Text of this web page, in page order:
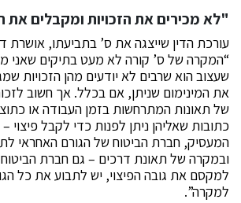
"לא מכירים את הזכויות ומקבלים את
עורכת הדין שייצגה את ס’ בתביעתו, אושרת
“המקרה של ס’ קורה לא מעט בתיקים שאני
שעצוב הוא שרבים לא יודעים מהן הזכויות
את המינימום שניתן, אם בכלל. אך חשוב
של תאונות המתרחשות בזמן העבודה או
כתובות שאליהן ניתן לפנות כדי לקבל פיצוי
המעסיק, חברת הביטוח של הגורם האחראי
ובמקרה של תאונת דרכים – גם חברת
למקסם את גובה הפיצוי, יש לתבוע את כל
למקרה”.